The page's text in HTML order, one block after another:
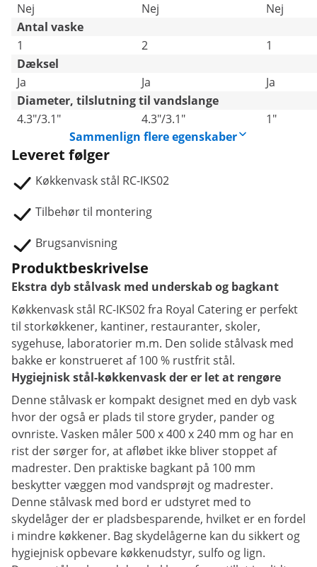
Nej
Nej
Nej
Antal vaske
1
2
1
Dæksel
Ja
Ja
Ja
Diameter, tilslutning til vandslange
4.3"/3.1"
4.3"/3.1"
1"
Sammenlign flere egenskaber
Leveret følger
Køkkenvask stål RC-IKS02
Tilbehør til montering
Brugsanvisning
Produktbeskrivelse
Ekstra dyb stålvask med underskab og bagkant
Køkkenvask stål RC-IKS02 fra Royal Catering er perfekt
til storkøkkener, kantiner, restauranter, skoler,
sygehuse, laboratorier m.m. Den solide stålvask med
bakke er konstrueret af 100 % rustfrit stål.
Hygiejnisk stål-køkkenvask der er let at rengøre
Denne stålvask er kompakt designet med en dyb vask
hvor der også er plads til store gryder, pander og
ovnriste. Vasken måler 500 x 400 x 240 mm og har en
rist der sørger for, at afløbet ikke bliver stoppet af
madrester. Den praktiske bagkant på 100 mm
beskytter væggen mod vandsprøjt og madrester.
Denne stålvask med bord er udstyret med to
skydelåger der er pladsbesparende, hvilket er en fordel
i mindre køkkener. Bag skydelågerne kan du sikkert og
hygiejnisk opbevare køkkenudstyr, sulfo og lign.